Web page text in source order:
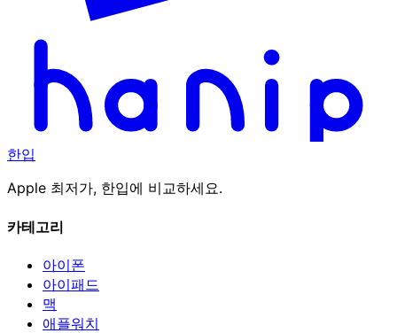
한입
Apple 최저가, 한입에 비교하세요.
카테고리
아이폰
아이패드
맥
애플워치